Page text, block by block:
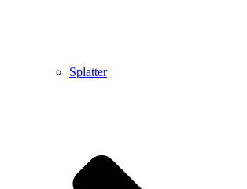
Splatter